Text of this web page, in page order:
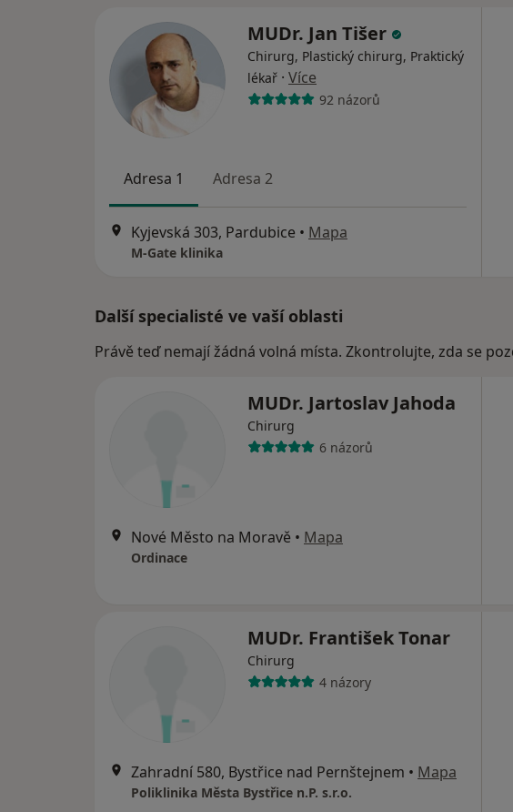
MUDr. Jan Tišer
Chirurg, Plastický chirurg, Praktický
lékař · Více
92 názorů
Adresa 1 Adresa 2
Kyjevská 303, Pardubice • Mapa
M-Gate klinika
Další specialisté ve vaší oblasti
Právě teď nemají žádná volná místa. Zkontrolujte, zda se
MUDr. Jartoslav Jahoda
Chirurg
6 názorů
Nové Město na Moravě • Mapa
Ordinace
MUDr. František Tonar
Chirurg
4 názory
Zahradní 580, Bystřice nad Pernštejnem • Mapa
Poliklinika Města Bystřice n.P. s.r.o.